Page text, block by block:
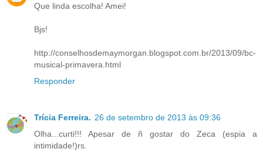
Que linda escolha! Amei!
Bjs!
http://conselhosdemaymorgan.blogspot.com.br/2013/09/bc-
musical-primavera.html
Responder
Trícia Ferreira. 26 de setembro de 2013 às 09:36
Olha...curti!!! Apesar de ñ gostar do Zeca (espia a
intimidade!)rs.